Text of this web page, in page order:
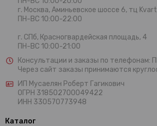
г. Москва, Аминьевское шоссе 6, тц
ПН-ВС 10:00-22:00
г. СПб, Красногвардейская площадь, 4
ПН-ВС 10:00-21:00
Консультации и заказы по телефонам:
Через сайт заказы принимаются
ИП Мусаелян Роберт Гагикович
ОГРН 318502700049422
ИНН 330570773948
Каталог